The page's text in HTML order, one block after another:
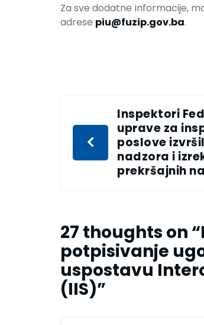
Za sve dodatne informacije,
adrese piu@fuzip.gov.ba.
Inspektori
uprave za
poslove
nadzora i
prekršajnih
27 thoughts on “
potpisivanje
uspostavu
(IIS)”